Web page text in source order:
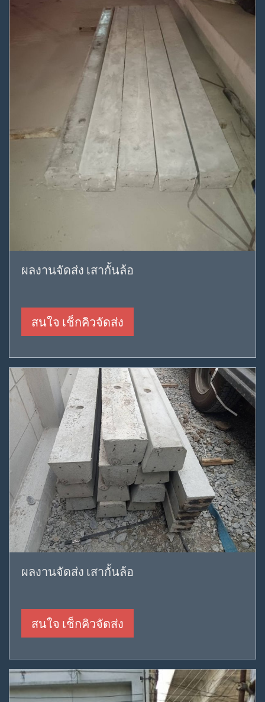
ผลงานจัดส่ง เสากั้นล้อ
สนใจ เช็กคิวจัดส่ง
ผลงานจัดส่ง เสากั้นล้อ
สนใจ เช็กคิวจัดส่ง